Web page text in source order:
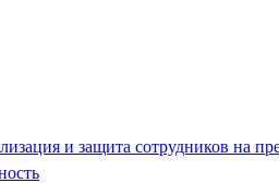
и защита сотрудников на